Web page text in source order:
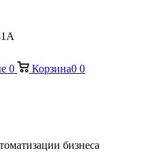
0 Корзина0 0
бизнеса